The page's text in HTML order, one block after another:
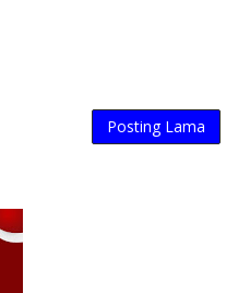
Posting Lama